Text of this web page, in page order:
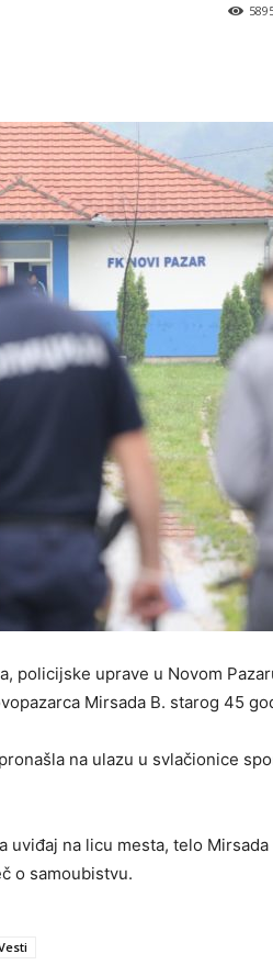
policijske uprave u Novom
Mirsada B. starog 45
na ulazu u svlačionice
na licu mesta, telo Mirsada
o samoubistvu.